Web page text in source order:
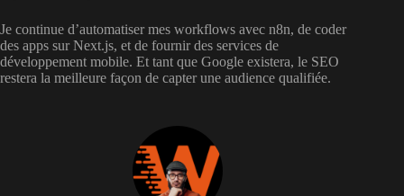
Je continue d’automatiser mes workflows avec n8n, de coder
des apps sur Next.js, et de fournir des services de
développement mobile. Et tant que Google existera, le SEO
restera la meilleure façon de capter une audience qualifiée.